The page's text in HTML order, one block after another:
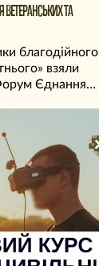
ВЕТЕРАНСЬКИХ ТА
благодійного
взяли
Єднання
Сил